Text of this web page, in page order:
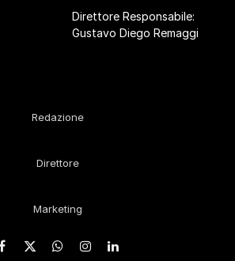
Direttore Responsabile:
Gustavo Diego Remaggi
Redazione
Direttore
Marketing
Facebook
X WhatsApp
Instagram
LinkedIn